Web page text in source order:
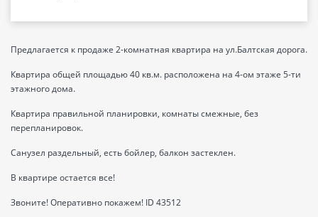
Предлагается к продаже 2-комнатная квартира на ул.Балтская дорога.
Квартира общей площадью 40 кв.м. расположена на 4-ом этаже 5-ти
этажного дома.
Квартира правильной планировки, комнаты смежные, без
перепланировок.
Санузел раздельный, есть бойлер, балкон застеклен.
В квартире остается все!
Звоните! Оперативно покажем! ID 43512